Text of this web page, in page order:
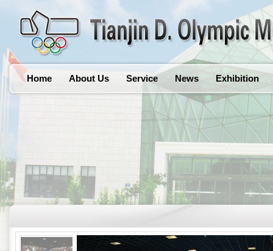
Home About Us Service News Exhibition